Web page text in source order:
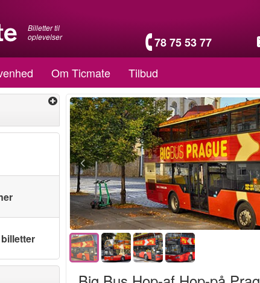
Billetter til
oplevelser
78 75 53 77
Om Ticmate Tilbud